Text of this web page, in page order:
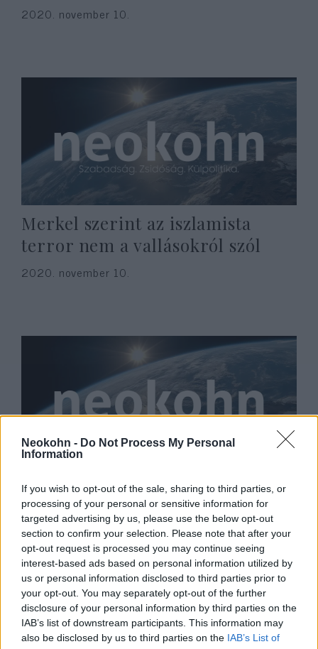
Neokohn - Do Not Process My Personal
Information
If you wish to opt-out of the sale, sharing to third parties, or
processing of your personal or sensitive information for
targeted advertising by us, please use the below opt-out
section to confirm your selection. Please note that after your
opt-out request is processed you may continue seeing
interest-based ads based on personal information utilized by
us or personal information disclosed to third parties prior to
your opt-out. You may separately opt-out of the further
disclosure of your personal information by third parties on the
IAB’s list of downstream participants. This information may
also be disclosed by us to third parties on the IAB’s List of
2020. november 10.
Merkel szerint az iszlamista
terror nem a vallásokról szól
2020. november 10.
Áttörés előtt: az Európai Unió és
Izrael is beszerzi a Pfizer új
vakcináját
2020. november 10.